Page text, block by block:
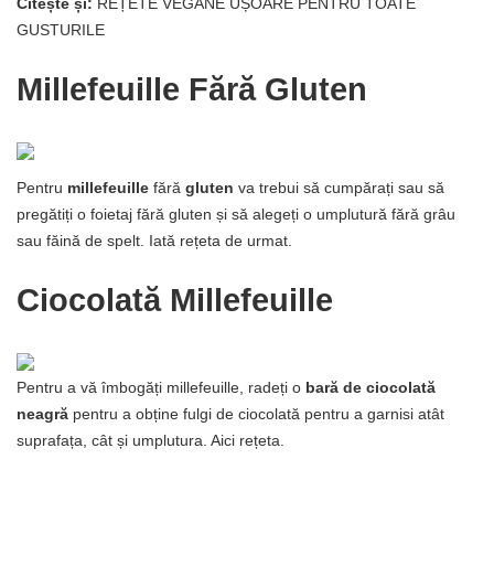
GUSTURILE
Millefeuille Fără Gluten
Pentru millefeuille fără gluten va trebui să cumpărați sau să
pregătiți o foietaj fără gluten și să alegeți o umplutură fără grâu
sau făină de spelt. Iată rețeta de urmat.
Ciocolată Millefeuille
Pentru a vă îmbogăți millefeuille, radeți o bară de ciocolată
neagră pentru a obține fulgi de ciocolată pentru a garnisi atât
suprafața, cât și umplutura. Aici rețeta.